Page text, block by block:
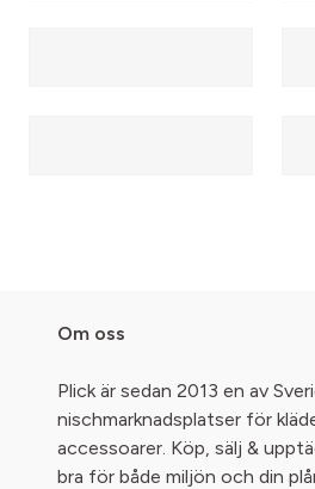
Om oss
Plick är sedan 2013 en av
nischmarknadsplatser för
accessoarer. Köp, sälj &
bra för både miljön och din